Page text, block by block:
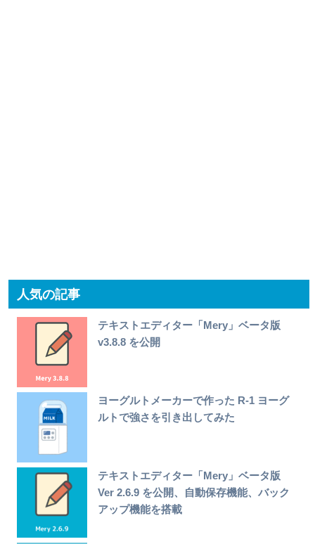
人気の記事
テキストエディター「Mery」ベータ版
v3.8.8 を公開
ヨーグルトメーカーで作った R-1 ヨーグ
ルトで強さを引き出してみた
テキストエディター「Mery」ベータ版
Ver 2.6.9 を公開、自動保存機能、バック
アップ機能を搭載